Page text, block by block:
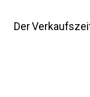
Der